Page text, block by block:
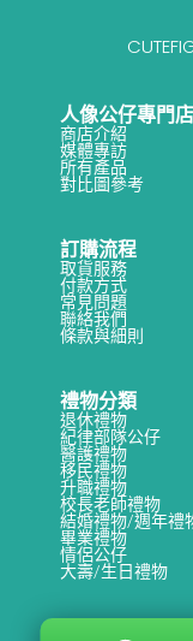
人像公仔專門店
商店介紹
媒體專訪
所有產品
對比圖參考
訂購流程
取貨服務
付款方式
常見問題
聯絡我們
條款與細則
禮物分類
退休禮物
紀律部隊公仔
醫護禮物
移民禮物
升職禮物
校長老師禮物
結婚禮物/週年禮
畢業禮物
情侶公仔
大壽/生日禮物